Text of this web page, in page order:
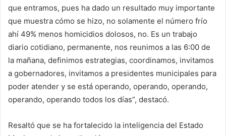
que entramos, pues ha dado un resultado muy importante
que muestra cómo se hizo, no solamente el número frío
ahí 49% menos homicidios dolosos, no. Es un trabajo
diario cotidiano, permanente, nos reunimos a las 6:00 de
la mañana, definimos estrategias, coordinamos, invitamos
a gobernadores, invitamos a presidentes municipales para
poder atender y se está operando, operando, operando,
operando, operando todos los días”, destacó.
Resaltó que se ha fortalecido la inteligencia del Estado